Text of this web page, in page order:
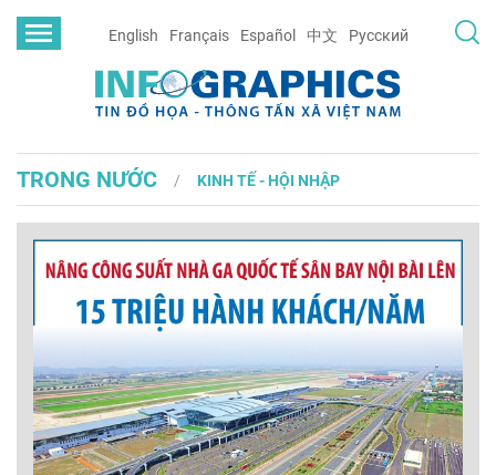
English Français Español 中文 Русский
TRONG NƯỚC KINH TẾ - HỘI NHẬP